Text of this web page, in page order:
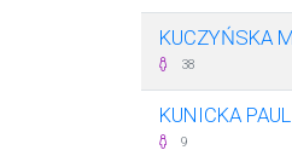
KUCZYŃSKA
38
KUNICKA
9